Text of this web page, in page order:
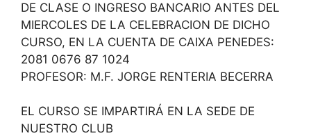
DE CLASE O INGRESO BANCARIO ANTES DEL
MIERCOLES DE LA CELEBRACION DE DICHO
CURSO, EN LA CUENTA DE CAIXA PENEDES:
2081 0676 87 1024
PROFESOR: M.F. JORGE RENTERIA BECERRA
EL CURSO SE IMPARTIRÁ EN LA SEDE DE
NUESTRO CLUB